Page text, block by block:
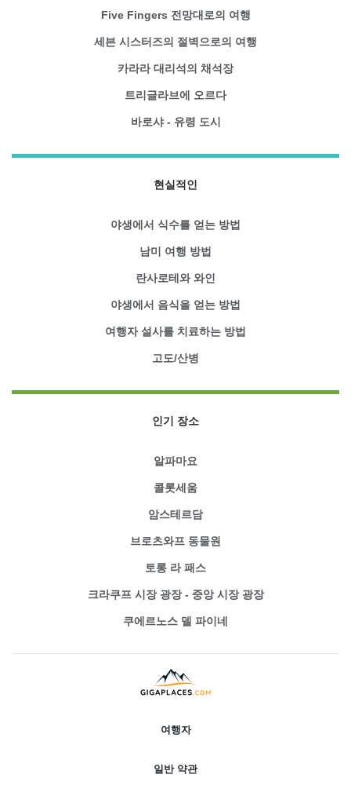
Five Fingers 전망대로의 여행
세븐 시스터즈의 절벽으로의 여행
카라라 대리석의 채석장
트리글라브에 오르다
바로샤 - 유령 도시
현실적인
야생에서 식수를 얻는 방법
남미 여행 방법
란사로테와 와인
야생에서 음식을 얻는 방법
여행자 설사를 치료하는 방법
고도/산병
인기 장소
알파마요
콜롯세움
암스테르담
브로츠와프 동물원
토롱 라 패스
크라쿠프 시장 광장 - 중앙 시장 광장
쿠에르노스 델 파이네
여행자
일반 약관